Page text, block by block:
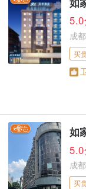
成
买
如
成
买